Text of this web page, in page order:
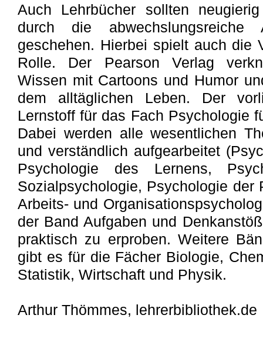
Auch Lehrbücher sollten
durch die abwechslungsreiche
geschehen. Hierbei spielt auch die
Rolle. Der Pearson Verlag
Wissen mit Cartoons und Humor
dem alltäglichen Leben. Der
Lernstoff für das Fach Psychologie
Dabei werden alle wesentlichen
und verständlich aufgearbeitet
Psychologie des Lernens,
Sozialpsychologie, Psychologie der
Arbeits- und
der Band Aufgaben und
praktisch zu erproben. Weitere
gibt es für die Fächer Biologie,
Statistik, Wirtschaft und Physik.
Arthur Thömmes, lehrerbibliothek.de